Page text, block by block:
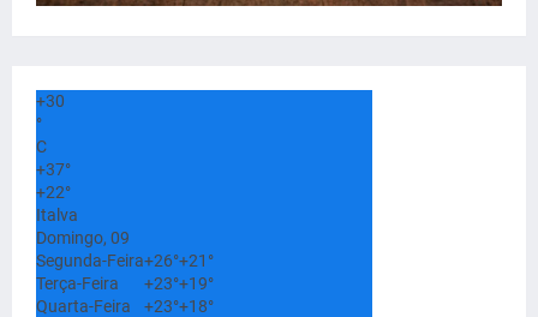
+30
°
C
+37°
+22°
Italva
Domingo, 09
Segunda-Feira+26°+21°
Terça-Feira
+23°+19°
Quarta-Feira
+23°+18°